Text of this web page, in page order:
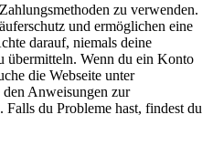
zu verwenden.
und ermöglichen eine
darauf, niemals deine
übermitteln. Wenn du ein Konto
die Webseite unter
Anweisungen zur
du Probleme hast, findest du